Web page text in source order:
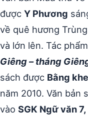
được Y Phương
về quê hương
và lớn lên. Tác
Giêng – tháng
sách được Bằng
năm 2010. Văn bản
vào SGK Ngữ văn